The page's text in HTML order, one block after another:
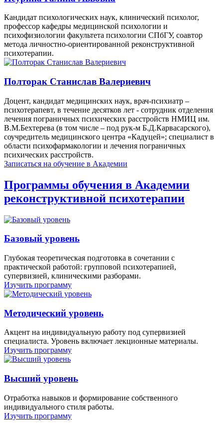
Кандидат психологических наук, клинический психолог,
профессор кафедры медицинской психологии и
психофизиологии факультета психологии СПбГУ, соавтор
метода личностно-ориентированной реконструктивной
психотерапии.
Полторак Станислав Валериевич
Доцент, кандидат медицинских наук, врач-психиатр –
психотерапевт, в течение десятков лет - сотрудник отделения
лечения пограничных психических расстройств НМИЦ им.
В.М.Бехтерева (в том числе – под рук-м Б.Д.Карвасарского),
соучредитель медицинского центра «Кадуцей»; специалист в
области психофармакологии и лечения пограничных
психических расстройств.
Записаться на обучение в Академии
Программы обучения в Академии
реконструктивной психотерапии
Базовый уровень
Глубокая теоретическая подготовка в сочетании с
практической работой: групповой психотерапией,
супервизией, клиническими разборами.
Изучить программу
Методический уровень
Акцент на индивидуальную работу под супервизией
специалиста. Уровень включает лекционные материалы.
Изучить программу
Высший уровень
Отработка навыков и формирование собственного
индивидуального стиля работы.
Изучить программу